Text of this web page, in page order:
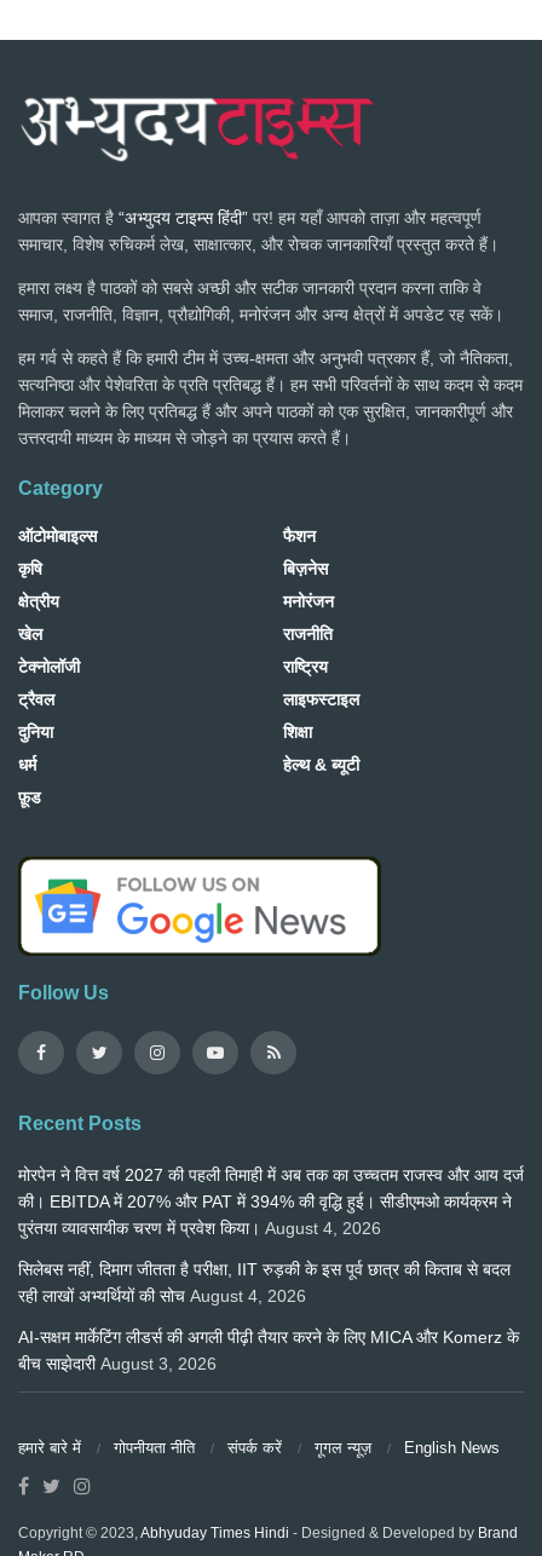
आपका स्वागत है “अभ्युदय टाइम्स हिंदी” पर! हम यहाँ आपको ताज़ा और महत्वपूर्ण
समाचार, विशेष रुचिकर्म लेख, साक्षात्कार, और रोचक जानकारियाँ प्रस्तुत करते हैं।
हमारा लक्ष्य है पाठकों को सबसे अच्छी और सटीक जानकारी प्रदान करना ताकि वे
समाज, राजनीति, विज्ञान, प्रौद्योगिकी, मनोरंजन और अन्य क्षेत्रों में अपडेट रह सकें।
हम गर्व से कहते हैं कि हमारी टीम में उच्च-क्षमता और अनुभवी पत्रकार हैं, जो नैतिकता,
सत्यनिष्ठा और पेशेवरिता के प्रति प्रतिबद्ध हैं। हम सभी परिवर्तनों के साथ कदम से कदम
मिलाकर चलने के लिए प्रतिबद्ध हैं और अपने पाठकों को एक सुरक्षित, जानकारीपूर्ण और
उत्तरदायी माध्यम के माध्यम से जोड़ने का प्रयास करते हैं।
Category
ऑटोमोबाइल्स
कृषि
क्षेत्रीय
खेल
टेक्नोलॉजी
ट्रैवल
दुनिया
धर्म
फ़ूड
फैशन
बिज़नेस
मनोरंजन
राजनीति
राष्ट्रिय
लाइफस्टाइल
शिक्षा
हेल्थ & ब्यूटी
Follow Us
Recent Posts
मोरपेन ने वित्त वर्ष 2027 की पहली तिमाही में अब तक का उच्चतम राजस्व और आय दर्ज
की। EBITDA में 207% और PAT में 394% की वृद्धि हुई। सीडीएमओ कार्यक्रम ने
पुरंतया व्यावसायीक चरण में प्रवेश किया। August 4, 2026
सिलेबस नहीं, दिमाग जीतता है परीक्षा, IIT रुड़की के इस पूर्व छात्र की किताब से बदल
रही लाखों अभ्यर्थियों की सोच August 4, 2026
AI-सक्षम मार्केटिंग लीडर्स की अगली पीढ़ी तैयार करने के लिए MICA और Komerz के
बीच साझेदारी August 3, 2026
हमारे बारे में गोपनीयता नीति संपर्क करें गूगल न्यूज़ English News
Copyright © 2023,Abhyuday Times Hindi - Designed & Developed by Brand